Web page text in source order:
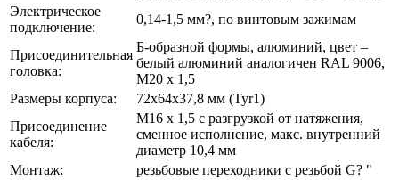
Электрическое
подключение:
0,14-1,5 мм?, по винтовым зажимам
Присоединительная
головка:
Б-образной формы, алюминий, цвет –
белый алюминий аналогичен RAL 9006,
М20 x 1,5
Размеры корпуса:
72x64x37,8 мм (Tyr1)
Присоединение
кабеля:
M16 x 1,5 с разгрузкой от натяжения,
сменное исполнение, макс. внутренний
диаметр 10,4 мм
Монтаж:
резьбовые переходники с резьбой G? "